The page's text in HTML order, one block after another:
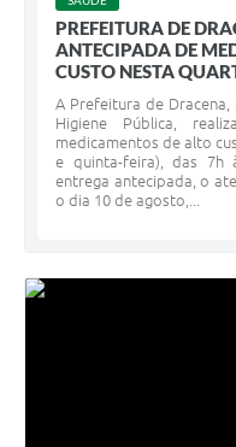
PREFEITURA DE
ANTECIPADA DE
CUSTO NESTA
A Prefeitura de
Higiene Pública,
medicamentos de alto
e quinta-feira), das 7h
entrega antecipada, o
o dia 10 de agosto,...